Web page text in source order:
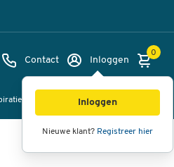
Contact Inloggen
Inloggen
Nieuwe klant? Registreer hier
0
360°
weergave